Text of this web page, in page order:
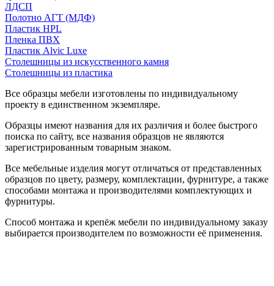
ЛДСП
Полотно АГТ (МДФ)
Пластик HPL
Пленка ПВХ
Пластик Alvic Luxe
Столешницы из искусственного камня
Столешницы из пластика
Все образцы мебели изготовлены по индивидуальному
проекту в единственном экземпляре.
Образцы имеют названия для их различия и более быстрого
поиска по сайту, все названия образцов не являются
зарегистрированным товарным знаком.
Все мебельные изделия могут отличаться от представленных
образцов по цвету, размеру, комплектации, фурнитуре, а также
способами монтажа и производителями комплектующих и
фурнитуры.
Способ монтажа и крепёж мебели по индивидуальному заказу
выбирается производителем по возможности её применения.